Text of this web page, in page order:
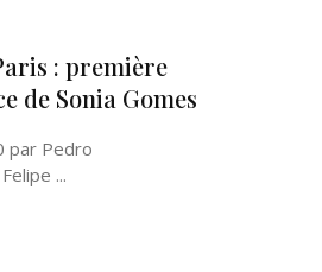
: première
de Sonia Gomes
par Pedro
...